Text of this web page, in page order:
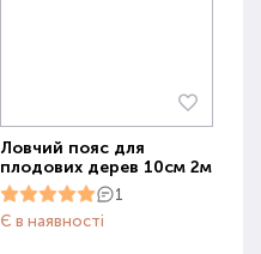
Ловчий пояс для
плодових дерев 10см 2м
1
Є в наявності